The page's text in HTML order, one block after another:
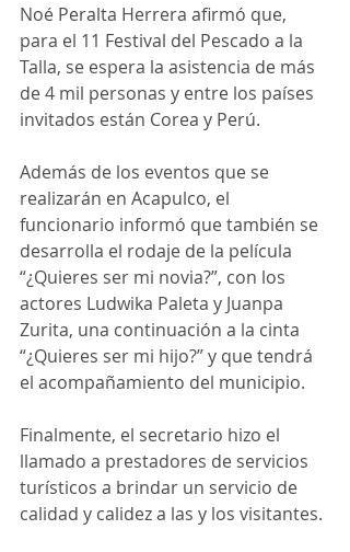
Noé Peralta Herrera afirmó que,
para el 11 Festival del Pescado a la
Talla, se espera la asistencia de más
de 4 mil personas y entre los países
invitados están Corea y Perú.
Además de los eventos que se
realizarán en Acapulco, el
funcionario informó que también se
desarrolla el rodaje de la película
“¿Quieres ser mi novia?”, con los
actores Ludwika Paleta y Juanpa
Zurita, una continuación a la cinta
“¿Quieres ser mi hijo?” y que tendrá
el acompañamiento del municipio.
Finalmente, el secretario hizo el
llamado a prestadores de servicios
turísticos a brindar un servicio de
calidad y calidez a las y los visitantes.